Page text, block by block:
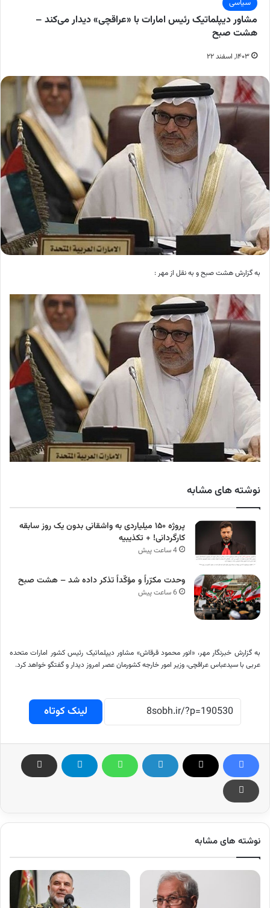
سیاسی
مشاور دیپلماتیک رئیس امارات با «عراقچی» دیدار می‌کند –
هشت صبح
۱۴۰۳, اسفند ۲۲
به گزارش هشت صبح و به نقل از مهر :
نوشته های مشابه
پروژه ۱۵۰ میلیاردی به واشقانی بدون یک روز سابقه
کارگردانی! + تکذیبیه
4 ساعت پیش
وحدت مکرّراً و مؤکّداً تذکر داده شد – هشت صبح
6 ساعت پیش
به گزارش خبرنگار مهر، «انور محمودقرقاش» مشاور دیپلماتیک رئیس کشور امارات متحده
عربی با سیدعباس عراقچی، وزیر امور خارجه کشورمان عصر امروز دیدار و گفتگو خواهد کرد.
لینک کوتاه
نوشته های مشابه